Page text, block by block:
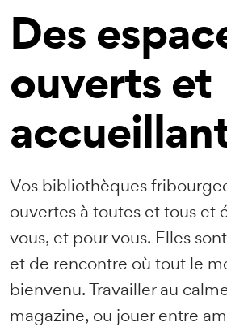
Des
ouverts et
Vos bibliothèques
ouvertes à toutes et tous et
vous, et pour vous. Elles
et de rencontre où tout le
bienvenu. Travailler au
magazine, ou jouer entre